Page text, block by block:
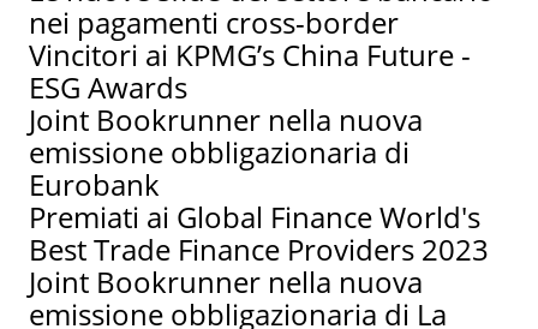
nei pagamenti cross-border
Vincitori ai KPMG’s China Future -
ESG Awards
Joint Bookrunner nella nuova
emissione obbligazionaria di
Eurobank
Premiati ai Global Finance World's
Best Trade Finance Providers 2023
Joint Bookrunner nella nuova
emissione obbligazionaria di La